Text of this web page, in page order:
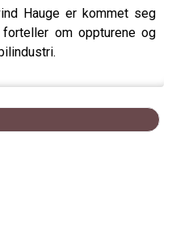
Hauge er kommet seg
om oppturene og